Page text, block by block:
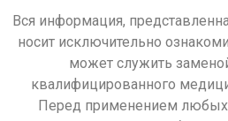
Вся информация,
носит исключительно
может служить
квалифицированного
Перед применением